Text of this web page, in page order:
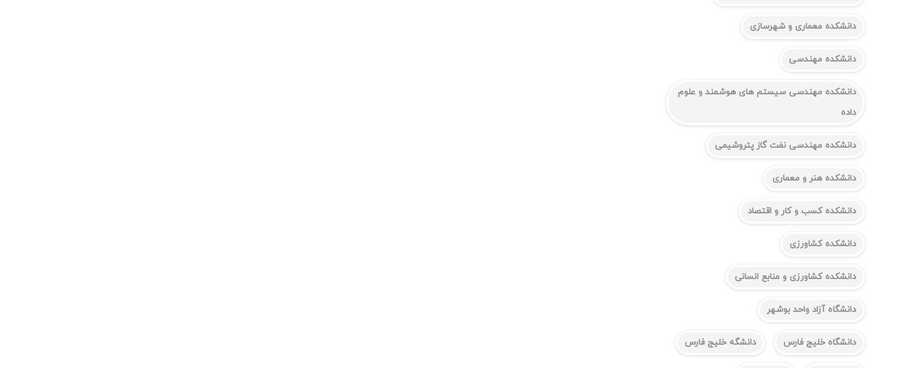
دانشکده معماری و شهرسازی
دانشکده مهندسی
دانشکده مهندسی سیستم های هوشمند و علوم
داده
دانشکده مهندسی نفت گاز پتروشیمی
دانشکده هنر و معماری
دانشکده کسب و کار و اقتصاد
دانشکده کشاورزی
دانشکده کشاورزی و منابع انسانی
دانشگاه آزاد واحد بوشهر
دانشگاه خلیج فارس دانشگه خلیج فارس